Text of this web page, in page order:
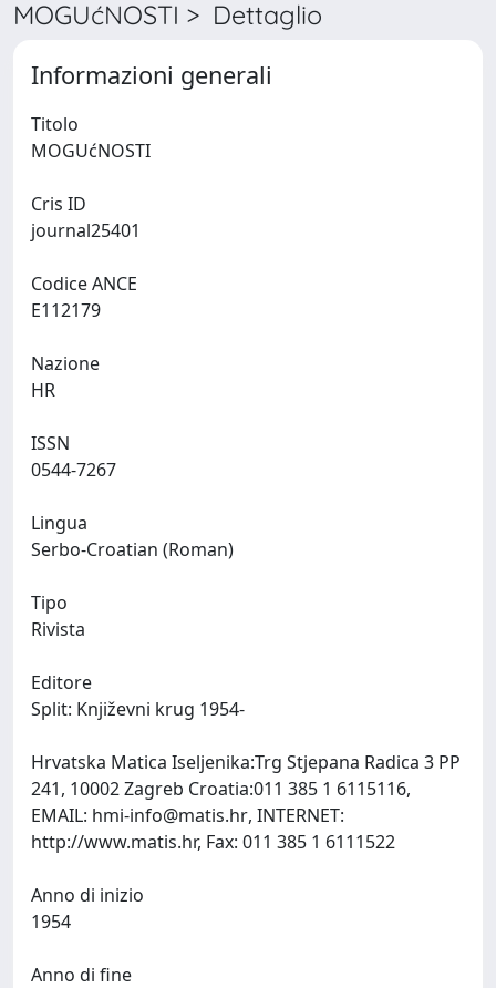
MOGUćNOSTI > Dettaglio
Informazioni generali
Titolo
Cris ID
Codice ANCE
Nazione
ISSN
Lingua
Tipo
Rivista
Editore
Split: Književni krug 1954-
Hrvatska Matica Iseljenika:Trg Stjepana Radica 3 PP
241, 10002 Zagreb Croatia:011 385 1 6115116,
EMAIL: hmi-info@matis.hr, INTERNET:
Anno di inizio
Anno di fine